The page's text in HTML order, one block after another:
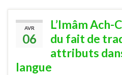
AVR
06
L’Imâm
du fait de
attributs
langue